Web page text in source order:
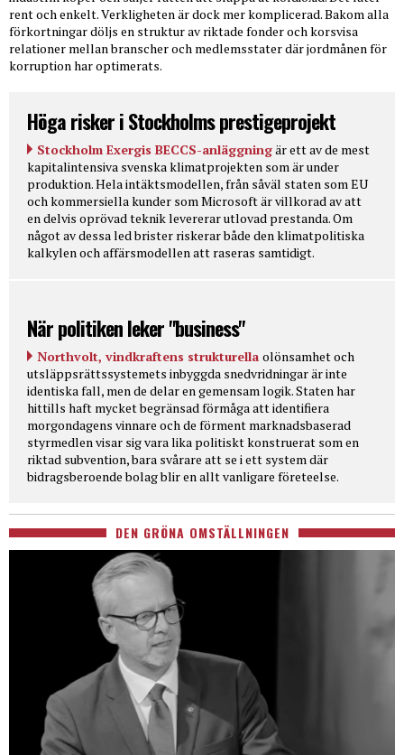
rent och enkelt. Verkligheten är dock mer komplicerad. Bakom alla
förkortningar döljs en struktur av riktade fonder och korsvisa
relationer mellan branscher och medlemsstater där jordmånen för
korruption har optimerats.
Höga risker i Stockholms prestigeprojekt
Stockholm Exergis BECCS-anläggningär ett av de mest
kapitalintensiva svenska klimatprojekten som är under
produktion. Hela intäktsmodellen, från såväl staten som EU
och kommersiella kunder som Microsoft är villkorad av att
en delvis oprövad teknik levererar utlovad prestanda. Om
något av dessa led brister riskerar både den klimatpolitiska
kalkylen och affärsmodellen att raseras samtidigt.
När politiken leker "business"
Northvolt, vindkraftens strukturella olönsamhet och
utsläppsrättssystemets inbyggda snedvridningar är inte
identiska fall, men de delar en gemensam logik. Staten har
hittills haft mycket begränsad förmåga att identifiera
morgondagens vinnare och de förment marknadsbaserad
styrmedlen visar sig vara lika politiskt konstruerat som en
riktad subvention, bara svårare att se i ett system där
bidragsberoende bolag blir en allt vanligare företeelse.
DEN GRÖNA OMSTÄLLNINGEN